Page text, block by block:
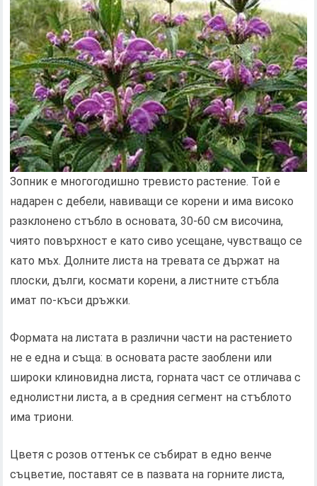
Зопник е многогодишно тревисто растение. Той е
надарен с дебели, навиващи се корени и има високо
разклонено стъбло в основата, 30-60 см височина,
чиято повърхност е като сиво усещане, чувстващо се
като мъх. Долните листа на тревата се държат на
плоски, дълги, космати корени, а листните стъбла
имат по-къси дръжки.
Формата на листата в различни части на растението
не е една и съща: в основата расте заоблени или
широки клиновидна листа, горната част се отличава с
еднолистни листа, а в средния сегмент на стъблото
има триони.
Цветя с розов оттенък се събират в едно венче
съцветие, поставят се в пазвата на горните листа,